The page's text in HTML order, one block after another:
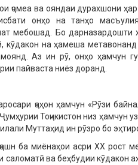
ҷомеа ва ояндаи дурахшони
онҳо на танҳо
мебошад. Бо дарназардошти
кӯдакон на ҳамеша
Аз ин рӯ, онҳо ҳамчун
пайваста ниёз доранд.
ҷаҳон ҳамчун «Рӯзи
Тоҷикистон низ ҳамчун
Муттаҳид ин рӯзро бо
ба миёнаҳои асри ХХ рост
ва беҳбудии кӯдакон